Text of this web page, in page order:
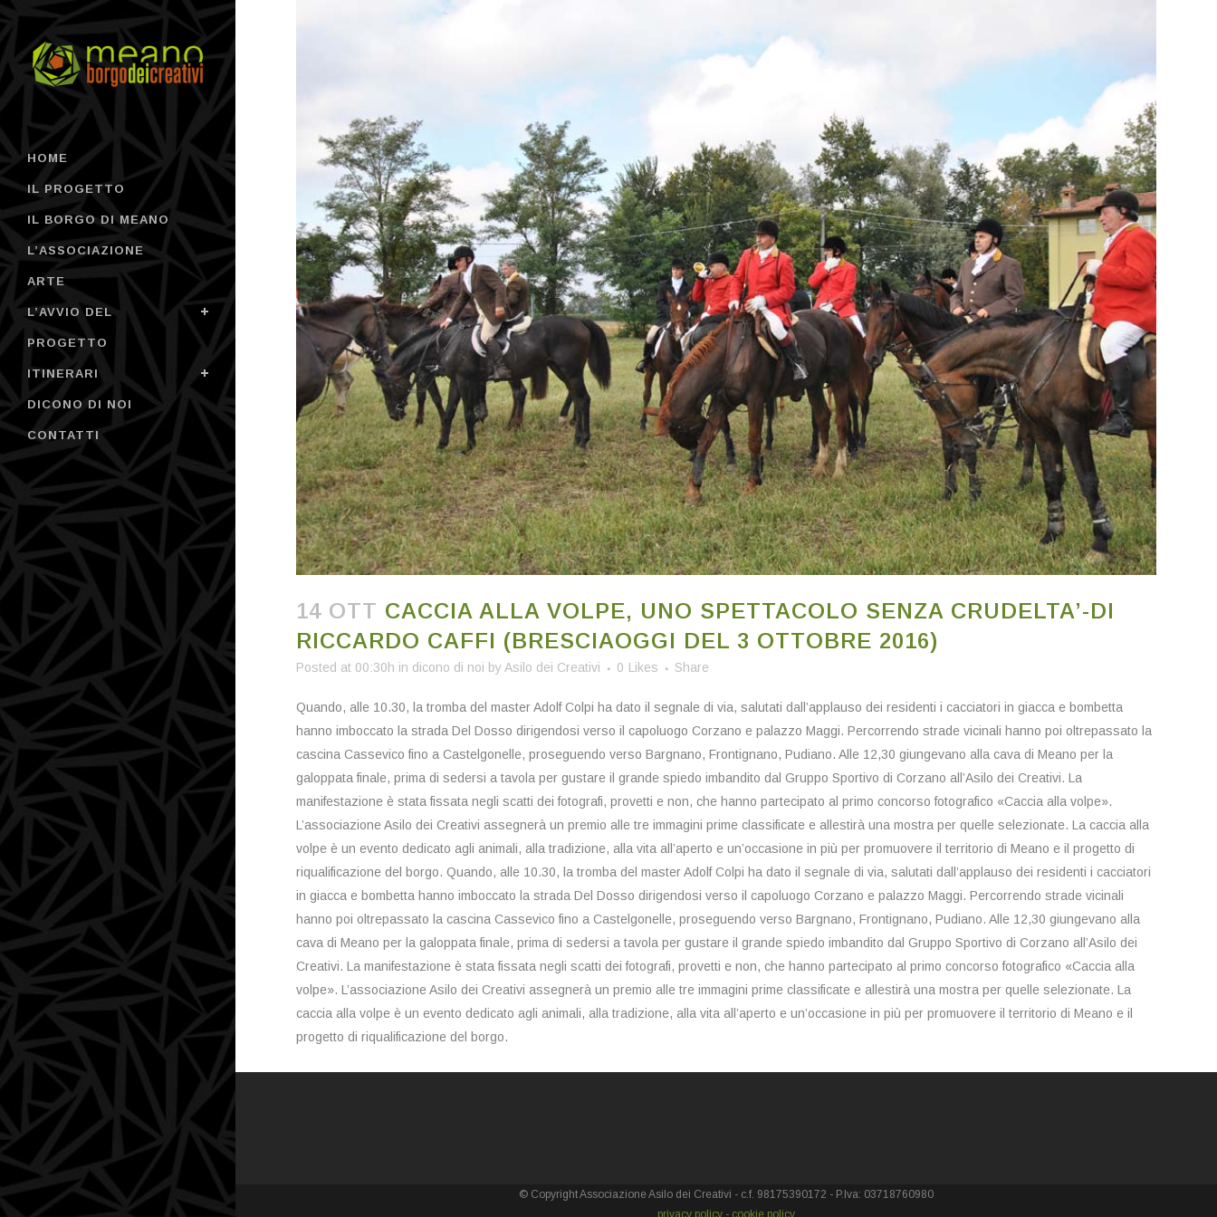
HOME
IL PROGETTO
IL BORGO DI MEANO
L’ASSOCIAZIONE
ARTE
L’AVVIO DEL
PROGETTO
ITINERARI
DICONO DI NOI
CONTATTI
14 OTT CACCIA ALLA VOLPE, UNO SPETTACOLO SENZA CRUDELTA’-DI
RICCARDO CAFFI (BRESCIAOGGI DEL 3 OTTOBRE 2016)
Posted at 00:30h in dicono di noi by Asilo dei Creativi 0 Likes Share
Quando, alle 10.30, la tromba del master Adolf Colpi ha dato il segnale di via, salutati dall’applauso dei residenti i cacciatori in giacca e bombetta
hanno imboccato la strada Del Dosso dirigendosi verso il capoluogo Corzano e palazzo Maggi. Percorrendo strade vicinali hanno poi oltrepassato la
cascina Cassevico fino a Castelgonelle, proseguendo verso Bargnano, Frontignano, Pudiano. Alle 12,30 giungevano alla cava di Meano per la
galoppata finale, prima di sedersi a tavola per gustare il grande spiedo imbandito dal Gruppo Sportivo di Corzano all’Asilo dei Creativi. La
manifestazione è stata fissata negli scatti dei fotografi, provetti e non, che hanno partecipato al primo concorso fotografico «Caccia alla volpe».
L’associazione Asilo dei Creativi assegnerà un premio alle tre immagini prime classificate e allestirà una mostra per quelle selezionate. La caccia alla
volpe è un evento dedicato agli animali, alla tradizione, alla vita all’aperto e un’occasione in più per promuovere il territorio di Meano e il progetto di
riqualificazione del borgo. Quando, alle 10.30, la tromba del master Adolf Colpi ha dato il segnale di via, salutati dall’applauso dei residenti i cacciatori
in giacca e bombetta hanno imboccato la strada Del Dosso dirigendosi verso il capoluogo Corzano e palazzo Maggi. Percorrendo strade vicinali
hanno poi oltrepassato la cascina Cassevico fino a Castelgonelle, proseguendo verso Bargnano, Frontignano, Pudiano. Alle 12,30 giungevano alla
cava di Meano per la galoppata finale, prima di sedersi a tavola per gustare il grande spiedo imbandito dal Gruppo Sportivo di Corzano all’Asilo dei
Creativi. La manifestazione è stata fissata negli scatti dei fotografi, provetti e non, che hanno partecipato al primo concorso fotografico «Caccia alla
volpe». L’associazione Asilo dei Creativi assegnerà un premio alle tre immagini prime classificate e allestirà una mostra per quelle selezionate. La
caccia alla volpe è un evento dedicato agli animali, alla tradizione, alla vita all’aperto e un’occasione in più per promuovere il territorio di Meano e il
progetto di riqualificazione del borgo.
© Copyright Associazione Asilo dei Creativi - c.f. 98175390172 - P.Iva: 03718760980